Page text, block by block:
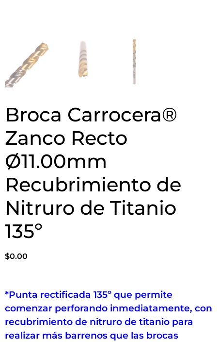
Broca Carrocera®
Zanco Recto
Ø11.00mm
Recubrimiento de
Nitruro de Titanio
135º
$0.00
*Punta rectificada 135º que permite
comenzar perforando inmediatamente, con
recubrimiento de nitruro de titanio para
realizar más barrenos que las brocas